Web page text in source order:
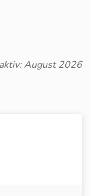
August 2026